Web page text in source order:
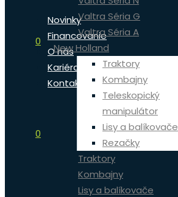
0
Novinky
Financovanie
O nás
Kariéra
Kontakt
0
Valtra Séria G
Valtra Séria A
New Holland
Traktory
Kombajny
Teleskopický
manipulátor
Lisy a balíkovače
Rezačky
Traktory
Kombajny
Lisy a balíkovače